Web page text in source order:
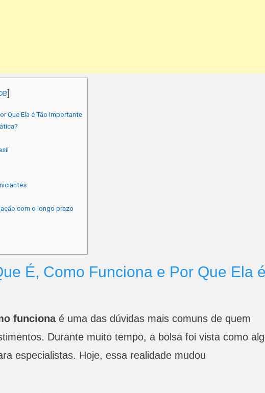
]
Que Ela é Tão Importante
com o longo prazo
É, Como Funciona e Por Que Ela
funcionaé uma das dúvidas mais comuns de quem
Durante muito tempo, a bolsa foi vista como
especialistas. Hoje, essa realidade mudou